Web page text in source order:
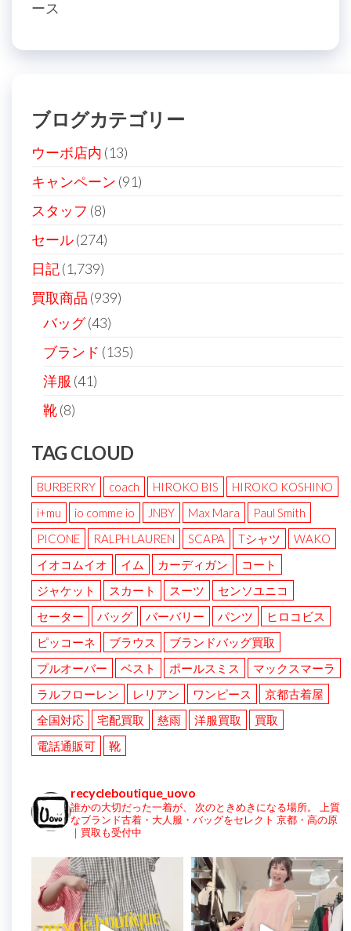
ゲ
シ
ョ
ン
投
ース
ブログカテゴリー
ウーボ店内 (13)
キャンペーン (91)
スタッフ (8)
セール(274)
日記(1,739)
買取商品 (939)
バッグ(43)
ブランド (135)
洋服 (41)
靴(8)
TAG CLOUD
BURBERRY coach HIROKO BIS
HIROKO KOSHINO
i+mu
io comme io JNBY Max Mara
Paul Smith
PICONE
RALPH LAUREN SCAPA Tシャツ
WAKO
イオコムイオ
イム カーディガン
コート
ジャケット
スカート スーツ
センソユニコ
セーター
バッグ バーバリー パンツ
ヒロコビス
ピッコーネ
ブラウス
ブランドバッグ買取
プルオーバー
ベスト ポールスミス
マックスマーラ
ラルフローレン
レリアン ワンピース
京都古着屋
全国対応
宅配買取 慈雨 洋服買取
買取
電話通販可
靴
recycleboutique_uovo
誰かの大切だった一着が、 次のときめきになる場所。
上質
なブランド古着・大人服・バッグをセレクト 京都・高の原
｜買取も受付中